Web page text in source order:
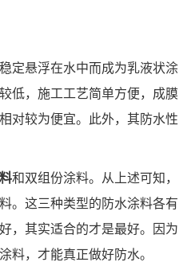
定悬浮在水中而成为乳液状涂
低，施工工艺简单方便，成膜
对较为便宜。此外，其防水性
和双组份涂料。从上述可知，
。这三种类型的防水涂料各有
，其实适合的才是最好。因为
料，才能真正做好防水。